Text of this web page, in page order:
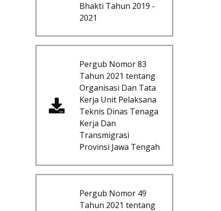
Bhakti Tahun 2019 -
2021
Pergub Nomor 83
Tahun 2021 tentang
Organisasi Dan Tata
Kerja Unit Pelaksana
Teknis Dinas Tenaga
Kerja Dan
Transmigrasi
Provinsi Jawa Tengah
Pergub Nomor 49
Tahun 2021 tentang